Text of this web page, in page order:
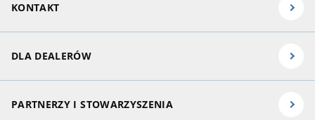
KONTAKT
DLA DEALERÓW
PARTNERZY I STOWARZYSZENIA